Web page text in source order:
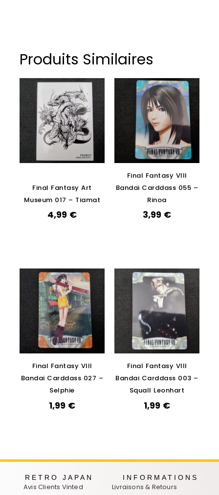
Produits Similaires
Final Fantasy Art
Museum 017 – Tiamat
4,99 €
Final Fantasy VIII
Bandai Carddass 055 –
Rinoa
3,99 €
Final Fantasy VIII
Bandai Carddass 027 –
Selphie
1,99 €
Final Fantasy VIII
Bandai Carddass 003 –
Squall Leonhart
1,99 €
RETRO JAPAN
Avis Clients Vinted
INFORMATIONS
Livraisons & Retours